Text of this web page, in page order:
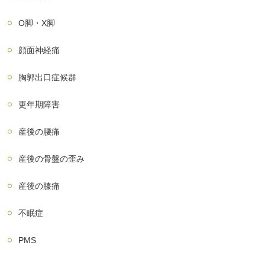
О脚・X脚
顔面神経痛
胸郭出口症候群
更年期障害
産後の腰痛
産後の骨盤の歪み
産後の膝痛
不眠症
PMS